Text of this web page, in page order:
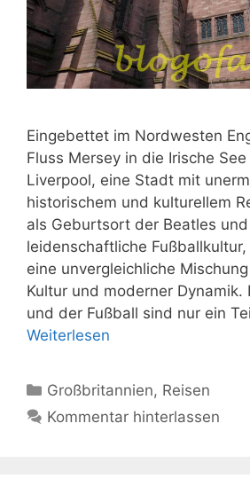
Eingebettet im Nordwesten
Fluss Mersey in die Irische
Liverpool, eine Stadt mit
historischem und kulturellem
als Geburtsort der Beatles
leidenschaftliche
eine unvergleichliche
Kultur und moderner Dynamik.
und der Fußball sind nur ein
Weiterlesen
Kategorien
Großbritannien, Reisen
Kommentar hinterlassen